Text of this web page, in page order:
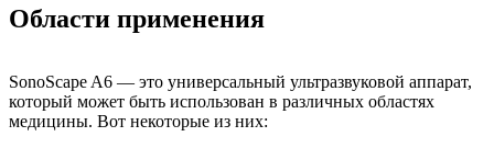
Области применения
SonoScape A6 — это универсальный ультразвуковой аппарат,
который может быть использован в различных областях
медицины. Вот некоторые из них: